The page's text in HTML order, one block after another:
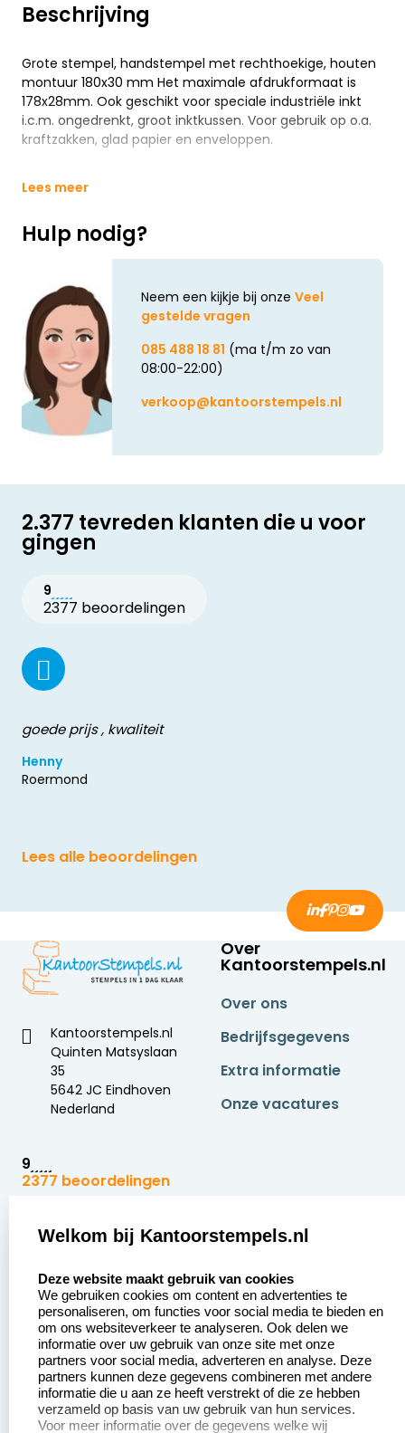
Beschrijving
Grote stempel, handstempel met rechthoekige, houten
montuur 180x30 mm Het maximale afdrukformaat is
178x28mm. Ook geschikt voor speciale industriële inkt
i.c.m. ongedrenkt, groot inktkussen. Voor gebruik op o.a.
kraftzakken, glad papier en enveloppen.
Lees meer
Hulp nodig?
Neem een kijkje bij onze Veel
gestelde vragen
085 488 18 81 (ma t/m zo van
08:00-22:00)
verkoop@kantoorstempels.nl
2.377 tevreden klanten die u voor
gingen
9
2377 beoordelingen
goede prijs , kwaliteit
Henny
Roermond
Lees alle beoordelingen
Kantoorstempels.nl
Quinten Matsyslaan
35
5642 JC Eindhoven
Nederland
9
2377 beoordelingen
Over
Kantoorstempels.nl
Over ons
Bedrijfsgegevens
Extra informatie
Onze vacatures
Zakelijk:
Aanvraag op maat
Betaling &
Verzending
Wederverkoper
worden
Sale
Klantenservice:
Contact opnemen
Veel gestelde vragen
Retourneren
Herroepingsrecht
Welkom bij Kantoorstempels.nl
Deze website maakt gebruik van cookies
We gebruiken cookies om content en advertenties te
personaliseren, om functies voor social media te bieden en
om ons websiteverkeer te analyseren. Ook delen we
informatie over uw gebruik van onze site met onze
partners voor social media, adverteren en analyse. Deze
partners kunnen deze gegevens combineren met andere
informatie die u aan ze heeft verstrekt of die ze hebben
verzameld op basis van uw gebruik van hun services.
Voor meer informatie over de gegevens welke wij